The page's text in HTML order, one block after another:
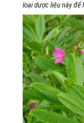
loại dược liệu này để